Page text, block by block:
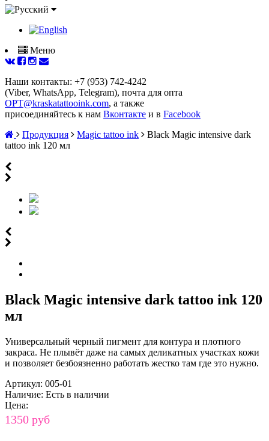
Меню
Наши контакты: +7 (953) 742-4242
(Viber, WhatsApp, Telegram), почта для опта
OPT@kraskatattooink.com, а также
присоединяйтесь к нам Вконтакте и в Facebook
Продукция
Magic tattoo ink
Black Magic intensive dark
tattoo ink 120 мл
Black Magic intensive dark tattoo ink 120
мл
Универсальный черный пигмент для контура и плотного
закраса. Не плывёт даже на самых деликатных участках кожи
и позволяет безбоязненно работать жестко там где это нужно.
Артикул: 005-01
Наличие: Есть в наличии
Цена:
1350 руб